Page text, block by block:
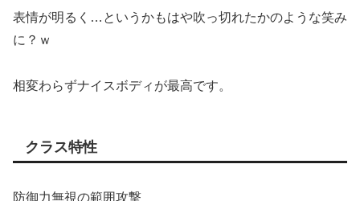
表情が明るく…というかもはや吹っ切れたかのような笑み
に？ｗ
相変わらずナイスボディが最高です。
クラス特性
防御力無視の範囲攻撃